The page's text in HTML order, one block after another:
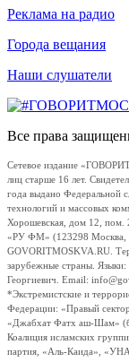
Реклама на радио
Города вещания
Наши слушатели
Все права
Сетевое издание
лиц старше 16 лет.
года выдано Федеральной
технологий и массовых
Хорошевская, дом 12, пом.
«РУ ФМ» (123298 Москва,
GOVORITMOSKVA.RU.
зарубежные страны. Языки:
Георгиевич. Email:
*Экстремистские и
Федерации: «Правый
«Джабхат Фатх аш-Шам»
Коалиция исламских
партия, «Аль-Каида»,